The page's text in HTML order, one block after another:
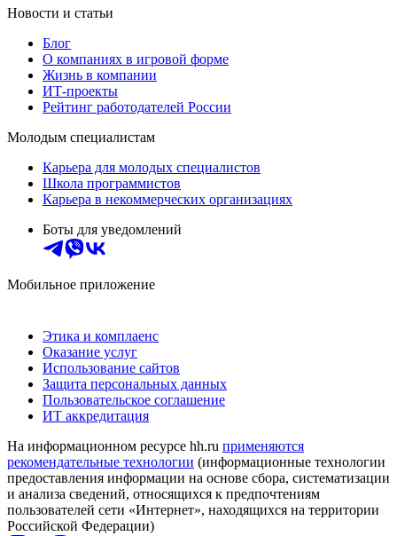
Новости и статьи
Блог
О компаниях в игровой форме
Жизнь в компании
ИТ-проекты
Рейтинг работодателей России
Молодым специалистам
Карьера для молодых специалистов
Школа программистов
Карьера в некоммерческих организациях
Боты для уведомлений
Мобильное приложение
Этика и комплаенс
Оказание услуг
Использование сайтов
Защита персональных данных
Пользовательское соглашение
ИТ аккредитация
На информационном ресурсе hh.ru применяются
рекомендательные технологии (информационные технологии
предоставления информации на основе сбора, систематизации
и анализа сведений, относящихся к предпочтениям
пользователей сети «Интернет», находящихся на территории
Российской Федерации)